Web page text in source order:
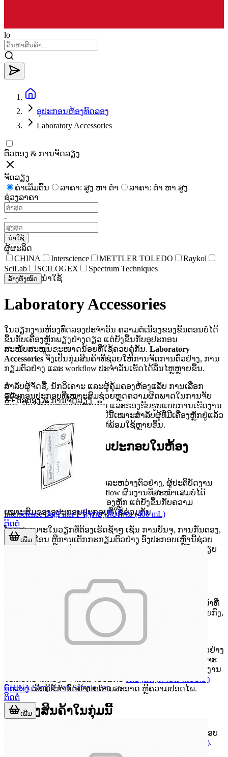
lo
ອຸປະກອນຫ້ອງທົດລອງ
Laboratory Accessories
ຕົວຕອງ & ການຈັດລຽງ
ຈັດລຽງ
ຄ່າເລີ່ມຕົ້ນ
ລາຄາ: ສູງ ຫາ ຕໍ່າ
ລາຄາ: ຕໍ່າ ຫາ ສູງ
ຊ່ວງລາຄາ
-
ນຳໃຊ້
ຜູ້ຜະລິດ
CHINA
Interscience METTLER TOLEDO
Raykol
SciLab
SCILOGEX Spectrum Techniques
ລ້າງທັງໝົດ ນຳໃຊ້
Laboratory Accessories
ໃນວຽກງານຫ້ອງທົດລອງປະຈຳວັນ ຄວາມຕໍ່ເນື່ອງຂອງຂັ້ນຕອນບໍ່ໄດ້
ຂຶ້ນກັບເຄື່ອງຫຼັກພຽງຢ່າງດຽວ ແຕ່ຍັງຂຶ້ນກັບອຸປະກອນ
ສະໜັບສະໜູນຂະໜາດນ້ອຍທີ່ໃຊ້ຄວບຄູ່ກັນ. Laboratory
Accessories ຈຶ່ງເປັນກຸ່ມສິນຄ້າທີ່ຊ່ວຍໃຫ້ການຈັດການຕົວຢ່າງ, ການ
ກຽມຕົວຢ່າງ ແລະ workflow ປະຈຳວັນເຮັດໄດ້ລື່ນໄຫຼຫຼາຍຂຶ້ນ.
ສຳລັບຜູ້ຈັດຊື້, ນັກວິເຄາະ ແລະຜູ້ຄຸ້ມຄອງຫ້ອງແລັບ ການເລືອກ
ອຸປະກອນປະກອບທີ່ເໝາະສົມຊ່ວຍຫຼຸດຄວາມຜິດພາດໃນການຈັບ
ຕ້ອງ, ປັບໃຫ້ຂັ້ນຕອນສະອາດຂຶ້ນ ແລະຮອງຮັບຮູບແບບການເຮັດງານ
ຈິງໃນຫ້ອງທົດລອງ. ໜ້າດັດຊະນີນີ້ເໝາະສຳລັບຜູ້ທີ່ມີເຄື່ອງຫຼັກຢູ່ແລ້ວ
ແລະຕ້ອງການເຕີມເຕັມລະບົບໃຫ້ພ້ອມໃຊ້ຫຼາຍຂຶ້ນ.
ບົດບາດຂອງອຸປະກອນປະກອບໃນຫ້ອງ
ທົດລອງ
ອຸປະກອນກຸ່ມນີ້ມັກເປັນຈຸດເຊື່ອມລະຫວ່າງຕົວຢ່າງ, ຜູ້ປະຕິບັດງານ
ແລະເຄື່ອງມືຫຼັກ. ໃນຫຼາຍ workflow ຜົນງານທີ່ສະໝ່ຳເສມບໍ່ໄດ້
ມາຈາກສະເພາະສະເປັກຂອງເຄື່ອງຫຼັກ ແຕ່ຍັງຂຶ້ນກັບຄວາມ
ເໝາະສົມຂອງອຸປະກອນປະກອບທີ່ໃຊ້ຮ່ວມກັນ.
ໂດຍສະເພາະໃນວຽກທີ່ຕ້ອງເຮັດຊ້ຳໆ ເຊັ່ນ ການບັນຈຸ, ການກັ່ນຕອງ,
ການຖ່າຍໂອນ ຫຼືການເຕັກກະກຽມຕົວຢ່າງ ອົງປະກອບເຫຼົ່ານີ້ຊ່ວຍ
ຫຼຸດການສະດຸດຂອງຂັ້ນຕອນ ແລະຊ່ວຍໃຫ້ການເຮັດງານມີລະບຽບ
ການນຳໃຊ້ທີ່ພົບໄດ້ໃນການກຽມຕົວຢ່າງ
ໃນສະພາບແວດລ້ອມຫ້ອງແລັບ ອຸປະກອນປະກອບອາດມີຫຼາຍໜ້າທີ່
ຕາມຂັ້ນຕອນທີ່ນຳໄປໃຊ້. ບາງລາຍການໃຊ້ສຳຜັດກັບຕົວຢ່າງໂດຍກົງ,
ບາງລາຍການຊ່ວຍໃນການຂົນຍ້າຍ, ຈັດລຽງ ຫຼືປົກປ້ອງການປົນ
ຫາກການເຮັດງານເນັ້ນການ homogenization ຫຼືການຈັດການຕົວຢ່າງ
ແບບກັ່ນຕອງ ການເລືອກອຸປະກອນທີ່ຮອງຮັບຂັ້ນຕອນນັ້ນໂດຍກົງຈະ
ຊ່ວຍໃຫ້ວຽກງ່າຍຂຶ້ນ. ໃນບາງກໍລະນີ ການຈັດສະພາບການເຮັດງານ
ເຄື່ອງແຕ່ງກາຍສຳລັບຫ້ອງ
ທົດລອງເມື່ອມີຂໍ້ກຳນົດດ້ານຄວາມສະອາດ ຫຼືຄວາມປອດໄພ.
ຕົວຢ່າງສິນຄ້າໃນກຸ່ມນີ້
ຫນຶ່ງໃນລາຍການທີ່ສະທ້ອນໃຫ້ເຫັນບົດບາດຂອງອຸປະກອນປະກອບ
Interscience BagFilter P ຖົງກອງກັບດ້ານ (400 mL).
ຜະລິດຕະພັນປະເພດນີ້ເໝາະກັບຂັ້ນຕອນການກຽມຕົວຢ່າງທີ່
ຕົວຕອງ & ການຈັດລຽງ
Interscience BagFilter P ຖົງກອງກັບດ້ານ (400 mL)
ຕິດຕໍ່
ເພີ່ມ
CHINA Sample Pan Sample Pan
ຕິດຕໍ່
ເພີ່ມ